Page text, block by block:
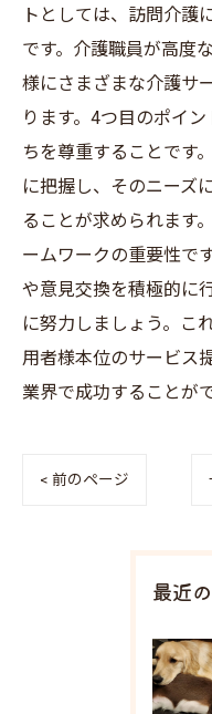
トとしては、訪問介護
です。介護職員が高度
様にさまざまな介護サ
ります。4つ目のポイ
ちを尊重することです
に把握し、そのニーズ
ることが求められます
ームワークの重要性で
や意見交換を積極的に
に努力しましょう。こ
用者様本位のサービス
業界で成功することが
< 前のページ
最近